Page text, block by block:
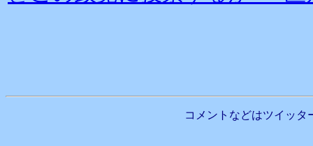
コメントなどはツイッタ